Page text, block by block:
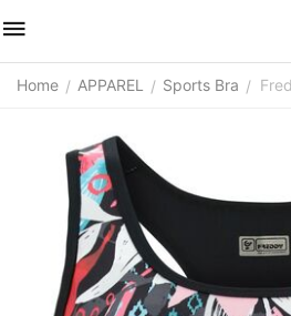
Home / APPAREL / Sports Bra /